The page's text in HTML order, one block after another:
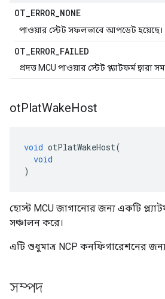
OT_ERROR_NONE
পাওয়ার স্টেট সফলভাবে আপডেট হয়েছে।
OT_ERROR_FAILED
প্রদত্ত MCU পাওয়ার স্টেট প্ল্যাটফর্ম দ্বারা
otPlatWakeHost
void otPlatWakeHost(
void
)
হোস্ট MCU জাগানোর জন্য একটি
সঞ্চালন করে।
এটি শুধুমাত্র NCP কনফিগারেশনের
সম্পদ